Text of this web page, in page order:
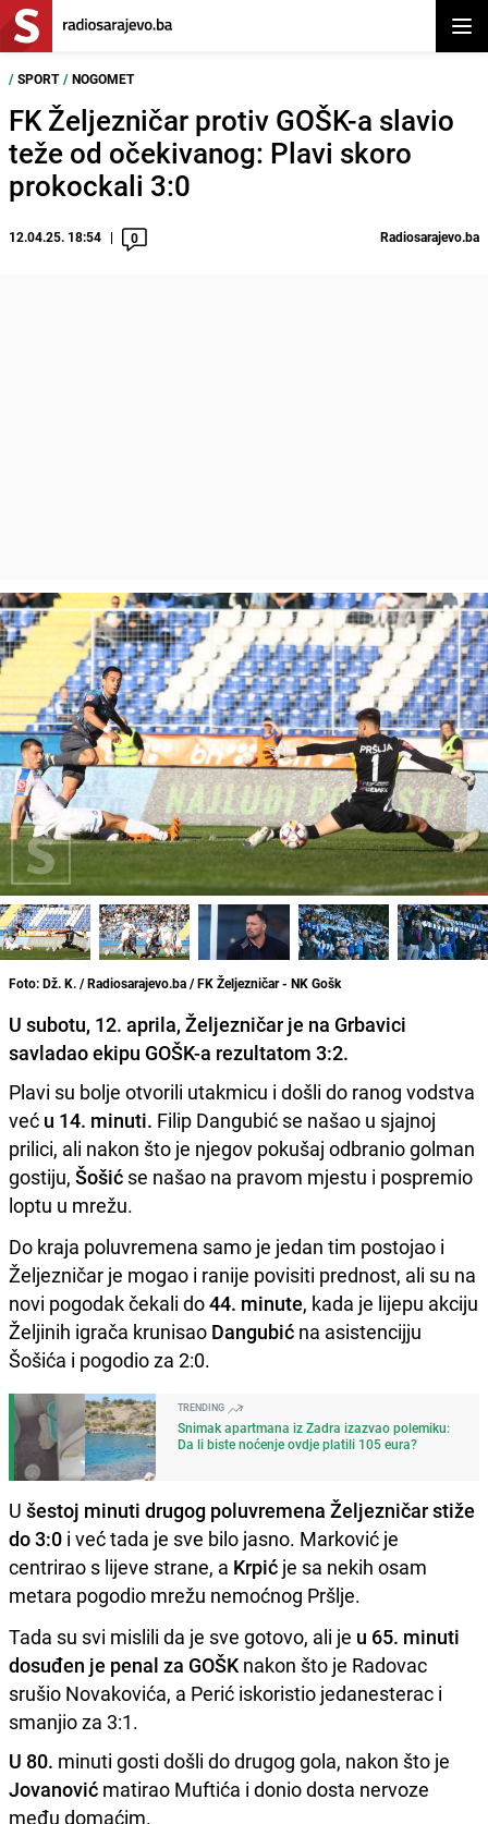
/ SPORT / NOGOMET
FK Željezničar protiv GOŠK-a slavio
teže od očekivanog: Plavi skoro
prokockali 3:0
12.04.25. 18:54 0 Radiosarajevo.ba
Foto: Dž. K. / Radiosarajevo.ba / FK Željezničar - NK Gošk
U subotu, 12. aprila, Željezničar je na Grbavici
savladao ekipu GOŠK-a rezultatom 3:2.
Plavi su bolje otvorili utakmicu i došli do ranog vodstva
već u 14. minuti. Filip Dangubić se našao u sjajnoj
prilici, ali nakon što je njegov pokušaj odbranio golman
gostiju, Šošić se našao na pravom mjestu i pospremio
loptu u mrežu.
Do kraja poluvremena samo je jedan tim postojao i
Željezničar je mogao i ranije povisiti prednost, ali su na
novi pogodak čekali do44. minute, kada je lijepu akciju
Željinih igrača krunisao Dangubić na asistencijju
Šošića i pogodio za 2:0.
TRENDING
Snimak apartmana iz Zadra izazvao polemiku:
Da li biste noćenje ovdje platili 105 eura?
U šestoj minuti drugog poluvremena Željezničar stiže
do 3:0 i već tada je sve bilo jasno. Marković je
centrirao s lijeve strane, a Krpić je sa nekih osam
metara pogodio mrežu nemoćnog Pršlje.
Tada su svi mislili da je sve gotovo, ali je u 65. minuti
dosuđen je penal za GOŠKnakon što je Radovac
srušio Novakovića, a Perić iskoristio jedanesterac i
smanjio za 3:1.
U 80. minuti gosti došli do drugog gola, nakon što je
Jovanović matirao Muftića i donio dosta nervoze
među domaćim.